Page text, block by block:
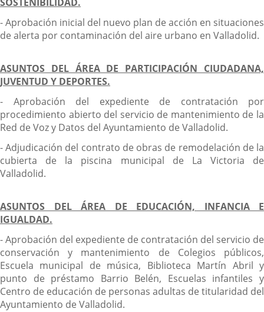
- Aprobación inicial del nuevo plan de acción en situaciones
de alerta por contaminación del aire urbano en Valladolid.
ASUNTOS DEL ÁREA DE PARTICIPACIÓN CIUDADANA,
JUVENTUD Y DEPORTES.
- Aprobación del expediente de contratación por
procedimiento abierto del servicio de mantenimiento de la
Red de Voz y Datos del Ayuntamiento de Valladolid.
- Adjudicación del contrato de obras de remodelación de la
cubierta de la piscina municipal de La Victoria de
Valladolid.
ASUNTOS DEL ÁREA DE EDUCACIÓN, INFANCIA E
IGUALDAD.
- Aprobación del expediente de contratación del servicio de
conservación y mantenimiento de Colegios públicos,
Escuela municipal de música, Biblioteca Martín Abril y
punto de préstamo Barrio Belén, Escuelas infantiles y
Centro de educación de personas adultas de titularidad del
Ayuntamiento de Valladolid.